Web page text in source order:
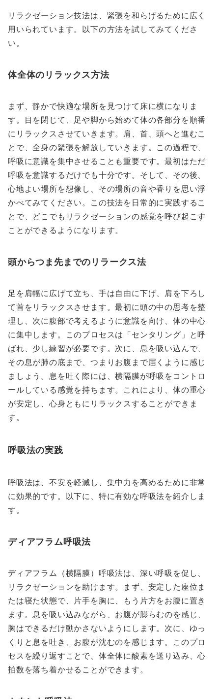
リラクゼーション技法は、緊張を和らげるために広く
用いられています。以下の方法を試してみてくださ
い。
体全体のリラックス方法
まず、静かで快適な場所を見つけて床に横になりま
す。目を閉じて、足や脚から始めて体の各部分を順番
にリラックスさせていきます。肩、首、頭へと進むこ
とで、全身の緊張を解放していきます。この過程で、
呼吸に意識を集中させることも重要です。最初はただ
呼吸を意識するだけでも十分です。そして、その後、
心地よい場所を想像し、その場所の音や香りを思い浮
かべてみてください。この技法を日常的に実践するこ
とで、どこでもリラクゼーションの感覚を呼び起こす
ことができるようになります。
頭からつま先までのリラークス法
足を肩幅に広げて立ち、手は自由に下げ、肩を下ろし
て首をリラックスさせます。最初に頭の中の思考を整
理し、次に腹部で考えるように意識を向け、体の中心
に集中します。このプロセスは「センタリング」と呼
ばれ、少し練習が必要です。次に、息を吸い込んで、
その息が肺の底まで、つまりお腹まで届くように感じ
ましょう。息を吐く際には、横隔膜が呼吸をコントロ
ールしている感覚を持ちます。これにより、体の重心
が安定し、心身ともにリラックスすることができま
す。
呼吸法の実践
呼吸法は、不安を軽減し、集中力を高めるために非常
に効果的です。以下に、特に有効な呼吸法を紹介しま
す。
ディアフラム呼吸法
ディアフラム（横隔膜）呼吸法は、深い呼吸を促し、
リラクゼーションを助けます。まず、安定した座位ま
たは寝た状態で、片手を胸に、もう片方をお腹に置き
ます。息を吸い込みながら、お腹が膨らむのを感じ、
胸はできるだけ動かさないようにします。次に、ゆっ
くりと息を吐き、お腹が沈むのを感じます。このプロ
セスを繰り返すことで、体全体に酸素を送り込み、心
拍数を落ち着かせることができます。